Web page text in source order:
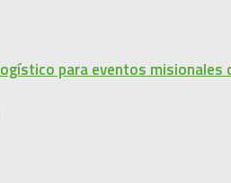
para eventos misionales